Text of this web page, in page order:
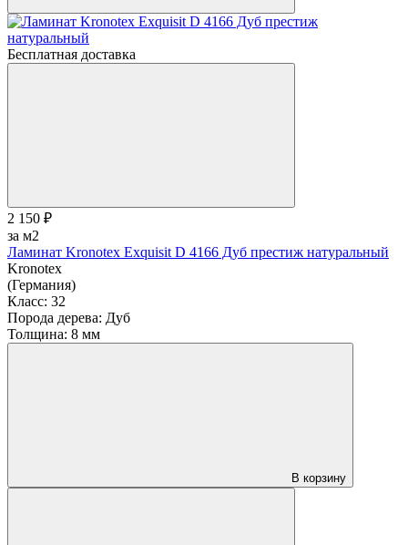
Бесплатная доставка
2 150 ₽
за м2
Ламинат Kronotex Exquisit D 4166 Дуб престиж натуральный
Kronotex
(Германия)
Класс: 32
Порода дерева: Дуб
Толщина: 8 мм
В корзину